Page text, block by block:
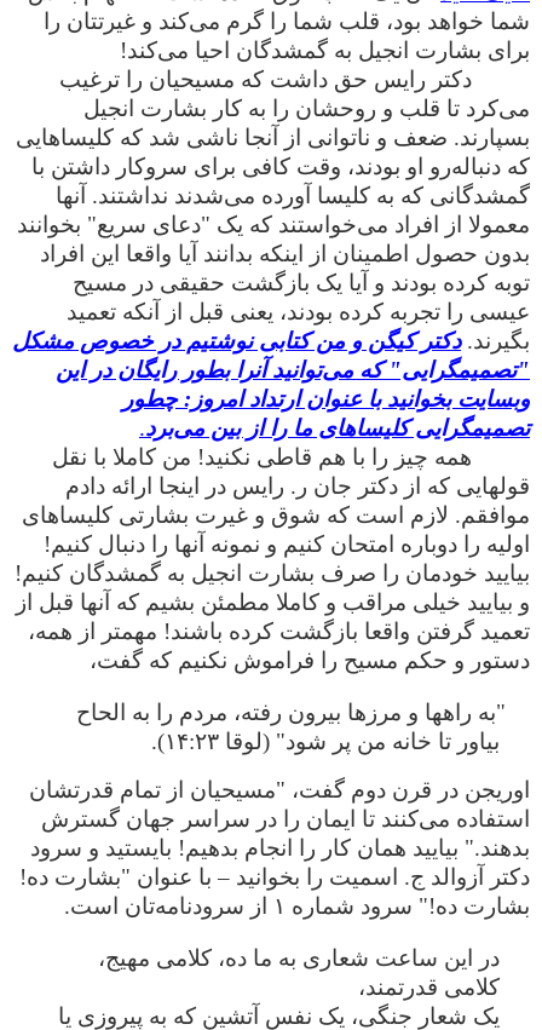
شما خواهد بود، قلب شما را گرم می‌کند و غیرتتان را
برای بشارت انجیل به گمشدگان احیا می‌کند!
دکتر رایس حق داشت که مسیحیان را ترغیب
می‌کرد تا قلب و روحشان را به کار بشارت انجیل
بسپارند. ضعف و ناتوانی از آنجا ناشی شد که کلیساهایی
که دنباله‌رو او بودند، وقت کافی برای سروکار داشتن با
گمشدگانی که به کلیسا آورده می‌شدند نداشتند. آنها
معمولا از افراد می‌خواستند که یک "دعای سریع" بخوانند
بدون حصول اطمینان از اینکه بدانند آیا واقعا این افراد
توبه کرده بودند و آیا یک بازگشت حقیقی در مسیح
عیسی را تجربه کرده بودند، یعنی قبل از آنکه تعمید
بگیرند.دکتر کیگن و من کتابی نوشتیم در خصوص مشکل
"تصمیمگرایی" که می‌توانید آنرا بطور رایگان در این
وبسایت بخوانید با عنوان ارتدادامروز: چطور
تصمیمگرایی کلیساهای ما را از بین می‌برد.
همه چیز را با هم قاطی نکنید! من کاملا با نقل
قولهایی که از دکتر جان ر. رایس در اینجا ارائه دادم
موافقم. لازم است که شوق و غیرت بشارتی کلیساهای
اولیه را دوباره امتحان کنیم و نمونه آنها را دنبال کنیم!
بیایید خودمان را صرف بشارت انجیل به گمشدگان کنیم!
و بیایید خیلی مراقب و کاملا مطمئن بشیم که آنها قبل از
تعمید گرفتن واقعا بازگشت کرده باشند! مهمتر از همه،
دستور و حکم مسیح را فراموش نکنیم که گفت،
"به راهها و مرزها بیرون رفته، مردم را به الحاح
بیاور تا خانه من پر شود" (لوقا ۱۴:۲۳).
اوریجن در قرن دوم گفت، "مسیحیان از تمام قدرتشان
استفاده می‌کنند تا ایمان را در سراسر جهان گسترش
بدهند." بیایید همان کار را انجام بدهیم! بایستید و سرود
دکتر آزوالد ج. اسمیت را بخوانید – با عنوان "بشارت ده!
بشارت ده!" سرود شماره ۱ از سرودنامه‌تان است.
در این ساعت شعاری به ما ده، کلامی مهیج،
کلامی قدرتمند،
یک شعار جنگی، یک نفس آتشین که به پیروزی یا